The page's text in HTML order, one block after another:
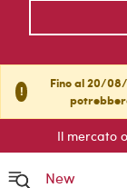
!
Fino al 20/
Il mercato
New